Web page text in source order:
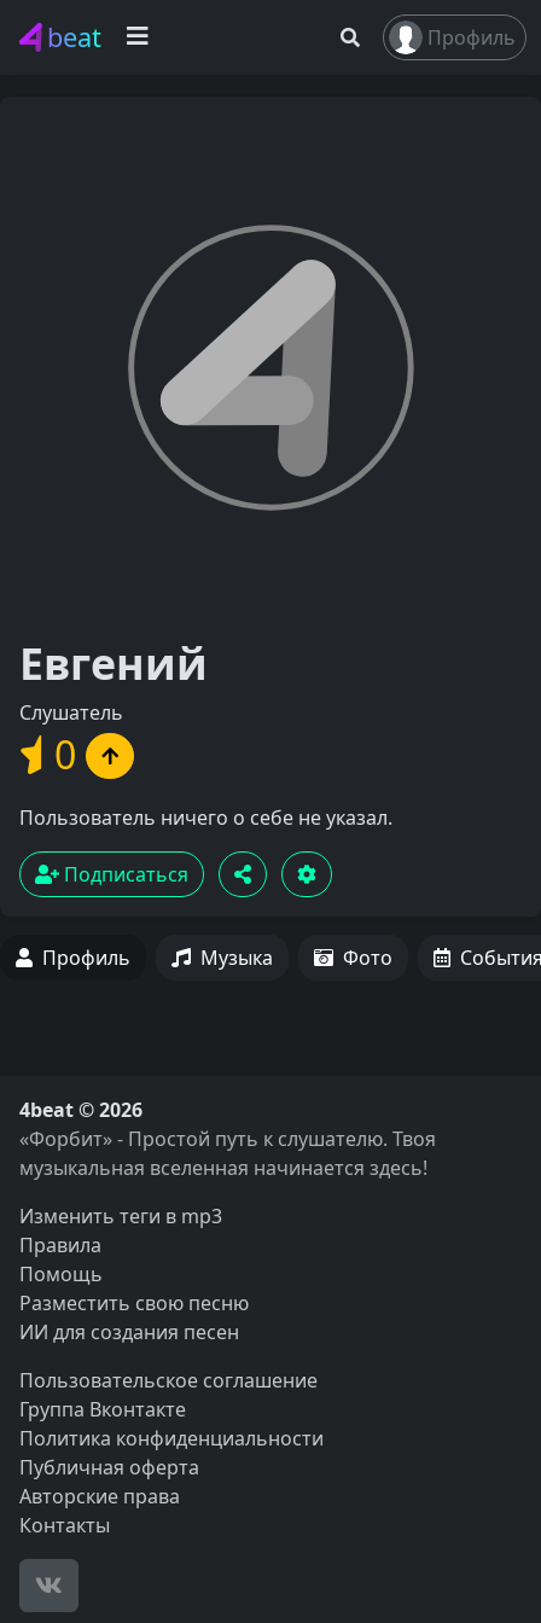
beat Профиль
Евгений
Слушатель
0
Пользователь ничего о себе не указал.
Подписаться
Профиль Музыка Фото
4beat © 2026
«Форбит» - Простой путь к слушателю. Твоя
музыкальная вселенная начинается здесь!
Изменить теги в mp3
Правила
Помощь
Разместить свою песню
ИИ для создания песен
Пользовательское соглашение
Группа Вконтакте
Политика конфиденциальности
Публичная оферта
Авторские права
Контакты